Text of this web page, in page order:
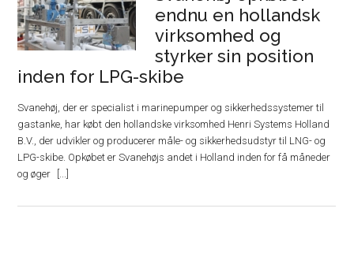
endnu en hollandsk
virksomhed og
styrker sin position
inden for LPG-skibe
Svanehøj, der er specialist i marinepumper og sikkerhedssystemer til
gastanke, har købt den hollandske virksomhed Henri Systems Holland
B.V., der udvikler og producerer måle- og sikkerhedsudstyr til LNG- og
LPG-skibe. Opkøbet er Svanehøjs andet i Holland inden for få måneder
og øger